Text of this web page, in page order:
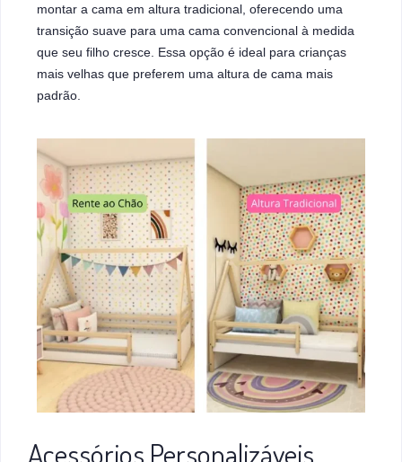
montar a cama em altura tradicional, oferecendo uma
transição suave para uma cama convencional à medida
que seu filho cresce. Essa opção é ideal para crianças
mais velhas que preferem uma altura de cama mais
padrão.
Acessórios Personalizáveis